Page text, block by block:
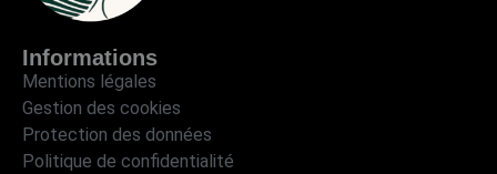
Informations
Mentions légales
Gestion des cookies
Protection des données
Politique de confidentialité